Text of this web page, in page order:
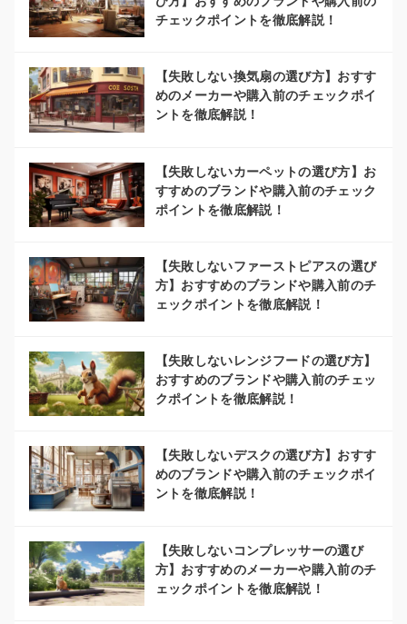
チェックポイントを徹底解説！
【失敗しない換気扇の選び方】おすす
めのメーカーや購入前のチェックポイ
ントを徹底解説！
【失敗しないカーペットの選び方】お
すすめのブランドや購入前のチェック
ポイントを徹底解説！
【失敗しないファーストピアスの選び
方】おすすめのブランドや購入前のチ
ェックポイントを徹底解説！
【失敗しないレンジフードの選び方】
おすすめのブランドや購入前のチェッ
クポイントを徹底解説！
【失敗しないデスクの選び方】おすす
めのブランドや購入前のチェックポイ
ントを徹底解説！
【失敗しないコンプレッサーの選び
方】おすすめのメーカーや購入前のチ
ェックポイントを徹底解説！